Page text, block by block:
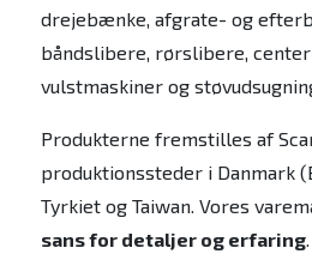
drejebænke, afgrate- og
båndslibere, rørslibere,
vulstmaskiner og
Produkterne fremstilles af
produktionssteder i Danmark
Tyrkiet og Taiwan. Vores
sans for detaljer og erfaring